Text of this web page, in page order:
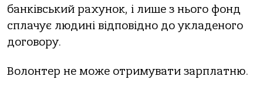
банківський рахунок, і лише з нього фонд
сплачує людині відповідно до укладеного
договору.
Волонтер не може отримувати зарплатню.